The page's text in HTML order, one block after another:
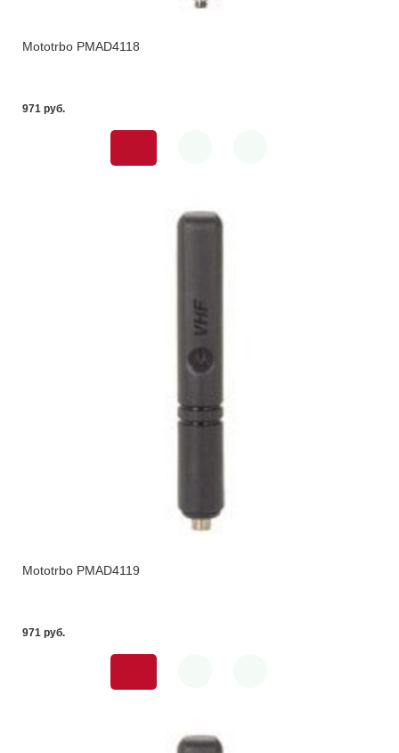
Mototrbo PMAD4118
971 pуб.
Mototrbo PMAD4119
971 pуб.